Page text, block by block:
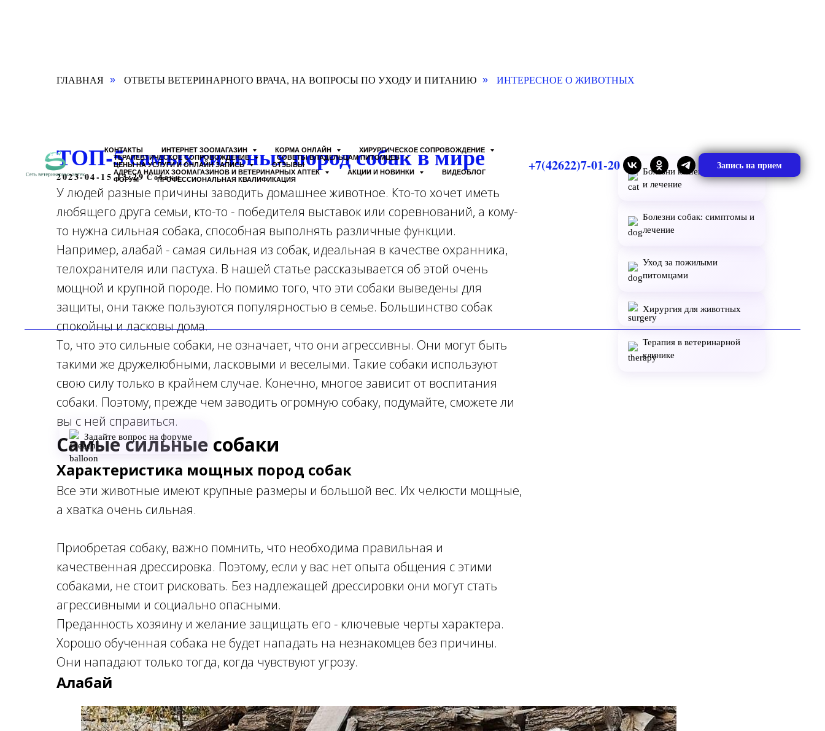
КОНТАКТЫ ИНТЕРНЕТ ЗООМАГАЗИН КОРМА ОНЛАЙН
ХИРУРГИЧЕСКОЕ СОПРОВОЖДЕНИЕ
ТЕРАПЕВТИЧЕСКОЕ СОПРОВОЖДЕНИЕ
СОВЕТЫ ВЛАДЕЛЬЦАМ ПИТОМЦЕВ
ЦЕНЫ НА УСЛУГИ И ОНЛАЙН ЗАПИСЬ
ОТЗЫВЫ
АДРЕСА НАШИХ ЗООМАГАЗИНОВ И ВЕТЕРИНАРНЫХ АПТЕК
АКЦИИ И НОВИНКИ
ВИДЕОБЛОГ
ФОРУМ
ПРОФЕССИОНАЛЬНАЯ КВАЛИФИКАЦИЯ
+7(42622)7-01-20 Запись на прием
ГЛАВНАЯ » ОТВЕТЫ ВЕТЕРИНАРНОГО ВРАЧА, НА ВОПРОСЫ ПО УХОДУ И ПИТАНИЮ » ИНТЕРЕСНОЕ О ЖИВОТНЫХ
ТОП-5 самых сильных пород собак в мире
2023-04-15 13:29 Собаки
У людей разные причины заводить домашнее животное. Кто-то хочет иметь
любящего друга семьи, кто-то - победителя выставок или соревнований, а кому-
то нужна сильная собака, способная выполнять различные функции.
Например, алабай - самая сильная из собак, идеальная в качестве охранника,
телохранителя или пастуха. В нашей статье рассказывается об этой очень
мощной и крупной породе. Но помимо того, что эти собаки выведены для
защиты, они также пользуются популярностью в семье. Большинство собак
спокойны и ласковы дома.
То, что это сильные собаки, не означает, что они агрессивны. Они могут быть
такими же дружелюбными, ласковыми и веселыми. Такие собаки используют
свою силу только в крайнем случае. Конечно, многое зависит от воспитания
собаки. Поэтому, прежде чем заводить огромную собаку, подумайте, сможете ли
вы с ней справиться.
Самые сильные собаки
Характеристика мощных пород собак
Все эти животные имеют крупные размеры и большой вес. Их челюсти мощные,
а хватка очень сильная.
Приобретая собаку, важно помнить, что необходима правильная и
качественная дрессировка. Поэтому, если у вас нет опыта общения с этими
собаками, не стоит рисковать. Без надлежащей дрессировки они могут стать
агрессивными и социально опасными.
Преданность хозяину и желание защищать его - ключевые черты характера.
Хорошо обученная собака не будет нападать на незнакомцев без причины.
Они нападают только тогда, когда чувствуют угрозу.
Алабай
Болезни кошек: симптомы
и лечение
Болезни собак: симптомы и
лечение
Уход за пожилыми
питомцами
Хирургия для животных
Терапия в ветеринарной
клинике
Задайте вопрос на форуме